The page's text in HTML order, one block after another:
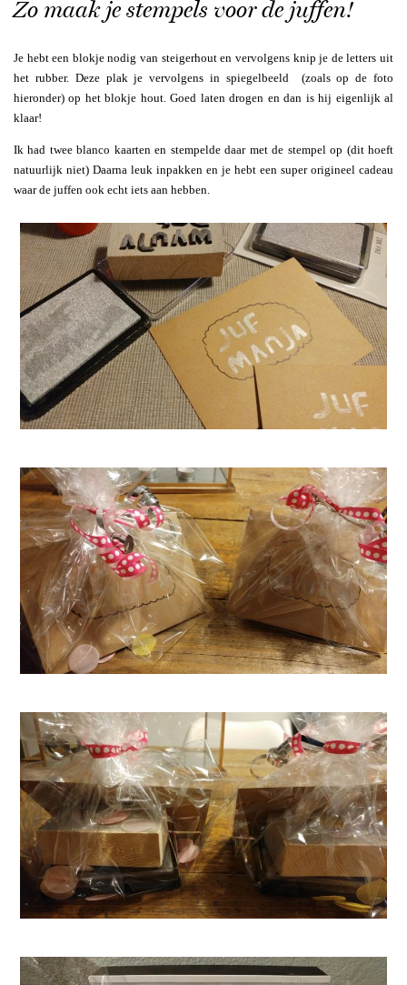
Zo maak je stempels voor de juffen!
Je hebt een blokje nodig van steigerhout en vervolgens knip je de letters uit
het rubber. Deze plak je vervolgens in spiegelbeeld (zoals op de foto
hieronder) op het blokje hout. Goed laten drogen en dan is hij eigenlijk al
klaar!
Ik had twee blanco kaarten en stempelde daar met de stempel op (dit hoeft
natuurlijk niet) Daarna leuk inpakken en je hebt een super origineel cadeau
waar de juffen ook echt iets aan hebben.